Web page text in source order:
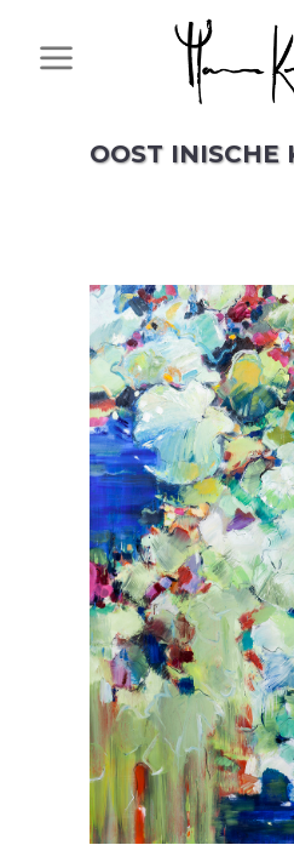
OOST INISCHE